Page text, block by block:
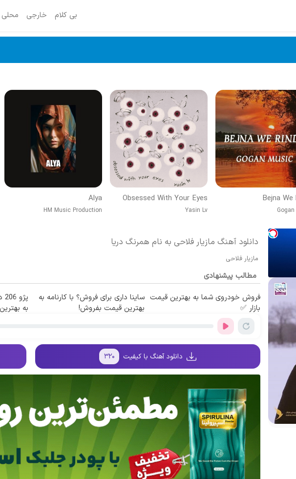
بی کلام خارجی محلی
Bejna We
Obsessed With Your Eyes
Yasin Lv
Alya
HM Music Production
دانلود آهنگ مازیار فلاحی به نام همرنگ دریا
مازیار فلاحی
مطالب پیشنهادی
فروش خودروی شما به بهترین قیمت
بازار ✅
ساینا داری برای فروش؟ با کارنامه به
بهترین قیمت بفروش!
به
دانلود آهنگ با کیفیت ۳۲۰